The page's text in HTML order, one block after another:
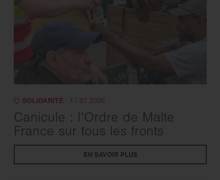
SOLIDARITÉ- 17.07.2026
Canicule : l’Ordre de Malte
France sur tous les fronts
EN SAVOIR PLUS